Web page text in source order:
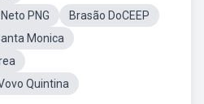
PNG
Brasão DoCEEP
Monica
Quintina